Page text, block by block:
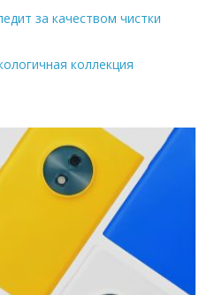
за качеством чистки
коллекция